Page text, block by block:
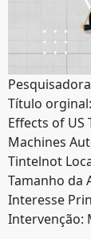
Título
Effects of US
Machines
Tintelnot
Tamanho da
Interesse
Intervenção: